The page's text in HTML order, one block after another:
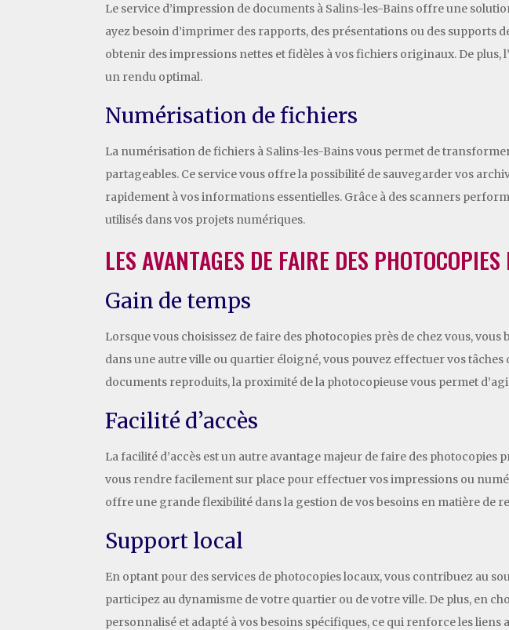
Le service d’impression de documents à Salins-les-Bains offre une
ayez besoin d’imprimer des rapports, des présentations ou des
obtenir des impressions nettes et fidèles à vos fichiers originaux. De
un rendu optimal.
Numérisation de fichiers
La numérisation de fichiers à Salins-les-Bains vous permet de
partageables. Ce service vous offre la possibilité de sauvegarder vos
rapidement à vos informations essentielles. Grâce à des scanners
utilisés dans vos projets numériques.
LES AVANTAGES DE FAIRE DES
Gain de temps
Lorsque vous choisissez de faire des photocopies près de chez vous,
dans une autre ville ou quartier éloigné, vous pouvez effectuer vos
documents reproduits, la proximité de la photocopieuse vous permet
Facilité d’accès
La facilité d’accès est un autre avantage majeur de faire des
vous rendre facilement sur place pour effectuer vos impressions ou
offre une grande flexibilité dans la gestion de vos besoins en matière de
Support local
En optant pour des services de photocopies locaux, vous contribuez au
participez au dynamisme de votre quartier ou de votre ville. De plus, en
personnalisé et adapté à vos besoins spécifiques, ce qui renforce les liens